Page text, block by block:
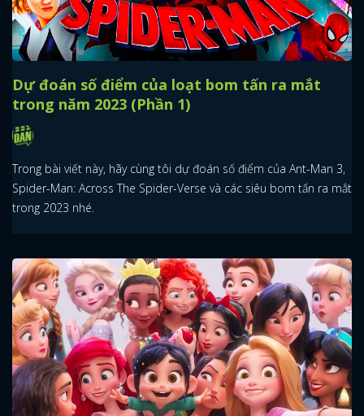
Dự đoán số điểm của loạt bom tấn ra mắt
trong năm 2023 (Phần 1)
Trong bài viết này, hãy cùng tôi dự đoán số điểm của Ant-Man 3,
Spider-Man: Across The Spider-Verse và các siêu bom tấn ra mắt
trong 2023 nhé.